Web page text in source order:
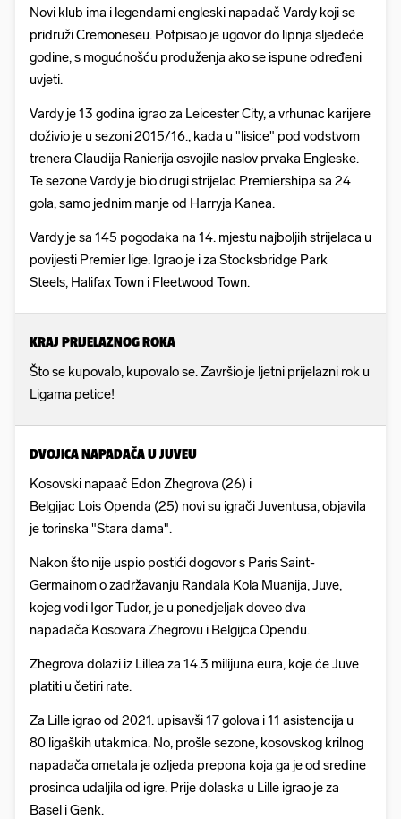
Novi klub ima i legendarni engleski napadač Vardy koji se
pridruži Cremoneseu. Potpisao je ugovor do lipnja sljedeće
godine, s mogućnošću produženja ako se ispune određeni
uvjeti.
Vardy je 13 godina igrao za Leicester City, a vrhunac karijere
doživio je u sezoni 2015/16., kada u "lisice" pod vodstvom
trenera Claudija Ranierija osvojile naslov prvaka Engleske.
Te sezone Vardy je bio drugi strijelac Premiershipa sa 24
gola, samo jednim manje od Harryja Kanea.
Vardy je sa 145 pogodaka na 14. mjestu najboljih strijelaca u
povijesti Premier lige. Igrao je i za Stocksbridge Park
Steels, Halifax Town i Fleetwood Town.
KRAJ PRIJELAZNOG ROKA
Što se kupovalo, kupovalo se. Završio je ljetni prijelazni rok u
Ligama petice!
DVOJICA NAPADAČA U JUVEU
Kosovski napaač Edon Zhegrova (26) i
Belgijac Lois Openda (25) novi su igrači Juventusa, objavila
je torinska "Stara dama".
Nakon što nije uspio postići dogovor s Paris Saint-
Germainom o zadržavanju Randala Kola Muanija, Juve,
kojeg vodi Igor Tudor, je u ponedjeljak doveo dva
napadača Kosovara Zhegrovu i Belgijca Opendu.
Zhegrova dolazi iz Lillea za 14.3 milijuna eura, koje će Juve
platiti u četiri rate.
Za Lille igrao od 2021. upisavši 17 golova i 11 asistencija u
80 ligaških utakmica. No, prošle sezone, kosovskog krilnog
napadača ometala je ozljeda prepona koja ga je od sredine
prosinca udaljila od igre. Prije dolaska u Lille igrao je za
Basel i Genk.